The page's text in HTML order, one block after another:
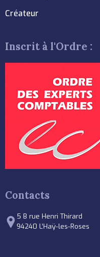
Créateur
Inscrit à l'Ordre :
Contacts
5 B rue Henri Thirard
94240 L’Haÿ-les-Roses